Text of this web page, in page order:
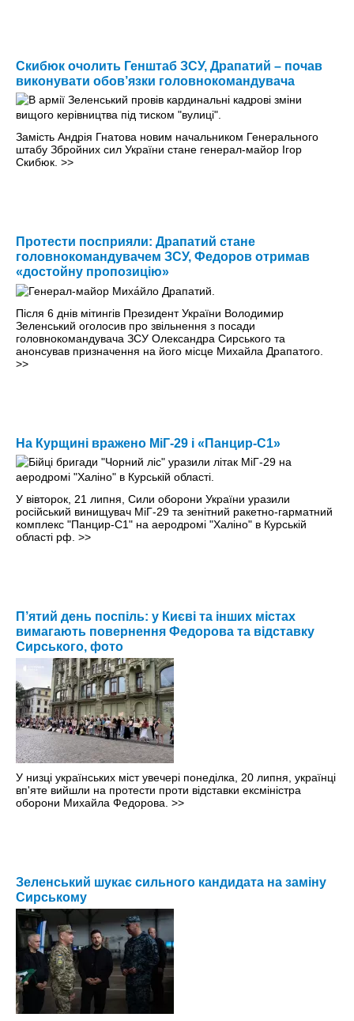
Скибюк очолить Генштаб ЗСУ, Драпатий – почав
виконувати обов’язки головнокомандувача
Замість Андрія Гнатова новим начальником Генерального
штабу Збройних сил України стане генерал-майор Ігор
Скибюк. >>
Протести посприяли: Драпатий стане
головнокомандувачем ЗСУ, Федоров отримав
«достойну пропозицію»
Після 6 днів мітингів Президент України Володимир
Зеленський оголосив про звільнення з посади
головнокомандувача ЗСУ Олександра Сирського та
анонсував призначення на його місце Михайла Драпатого.
>>
На Курщині вражено МіГ-29 і «Панцир-С1»
У вівторок, 21 липня, Сили оборони України уразили
російський винищувач МіГ-29 та зенітний ракетно-гарматний
комплекс "Панцир-С1" на аеродромі "Халіно" в Курській
області рф. >>
П’ятий день поспіль: у Києві та інших містах
вимагають повернення Федорова та відставку
Сирського, фото
У низці українських міст увечері понеділка, 20 липня, українці
вп'яте вийшли на протести проти відставки ексміністра
оборони Михайла Федорова. >>
Зеленський шукає сильного кандидата на заміну
Сирському